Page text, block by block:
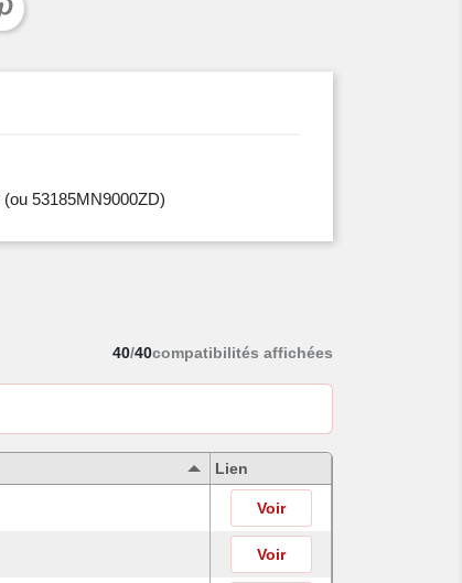
(ou 53185MN9000ZD)
40/40compatibilités affichées
Lien
Voir
Voir